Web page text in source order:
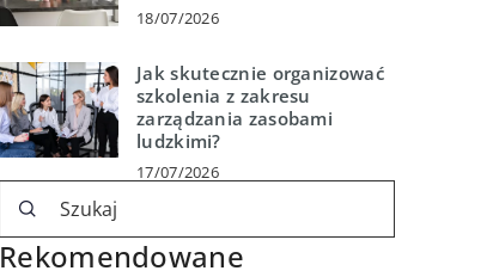
18/07/2026
Jak skutecznie organizować
szkolenia z zakresu
zarządzania zasobami
ludzkimi?
17/07/2026
Rekomendowane